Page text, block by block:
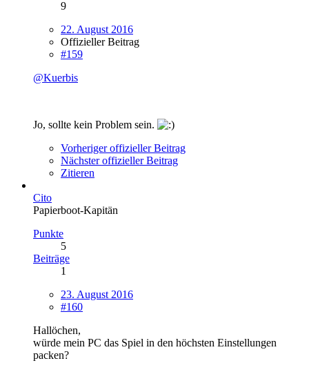
9
22. August 2016
Offizieller Beitrag
#159
@Kuerbis
Jo, sollte kein Problem sein.
Vorheriger offizieller Beitrag
Nächster offizieller Beitrag
Zitieren
Cito
Papierboot-Kapitän
Punkte
5
Beiträge
1
23. August 2016
#160
Hallöchen,
würde mein PC das Spiel in den höchsten Einstellungen
packen?